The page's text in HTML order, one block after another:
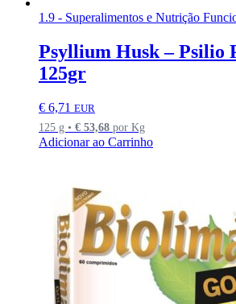
1.9 - Superalimentos e Nutrição
Psyllium Husk – Psilio
125gr
€ 6,71 EUR
125 g • € 53,68 por Kg
Adicionar ao Carrinho